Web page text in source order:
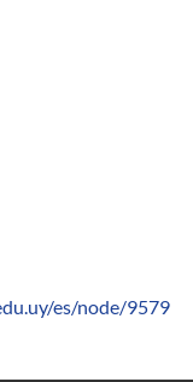
es/node/9579